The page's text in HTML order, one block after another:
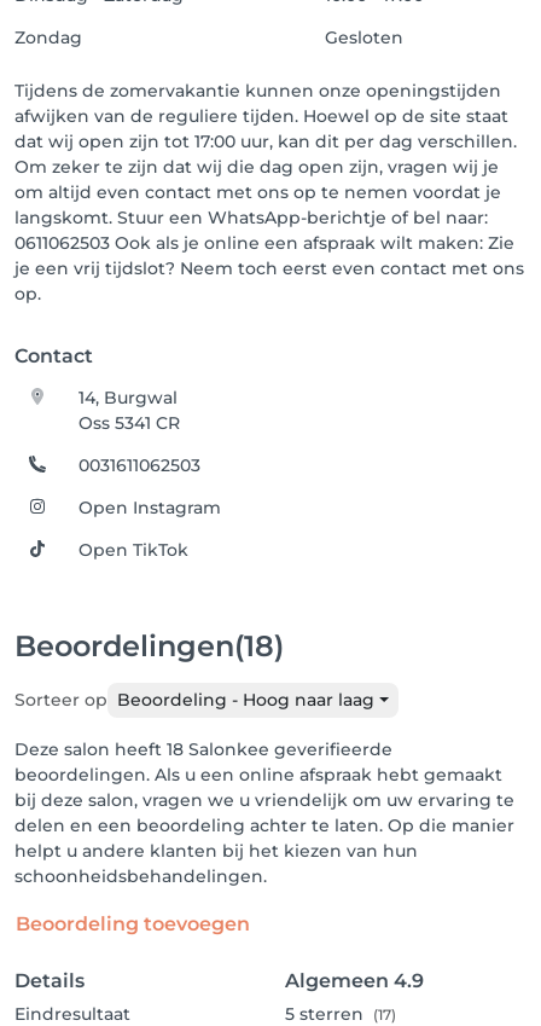
Zondag
Gesloten
Tijdens de zomervakantie kunnen onze openingstijden
afwijken van de reguliere tijden. Hoewel op de site staat
dat wij open zijn tot 17:00 uur, kan dit per dag verschillen.
Om zeker te zijn dat wij die dag open zijn, vragen wij je
om altijd even contact met ons op te nemen voordat je
langskomt. Stuur een WhatsApp-berichtje of bel naar:
0611062503 Ook als je online een afspraak wilt maken: Zie
je een vrij tijdslot? Neem toch eerst even contact met ons
op.
Contact
14, Burgwal
Oss 5341 CR
0031611062503
Open Instagram
Open TikTok
Beoordelingen(18)
Sorteer op Beoordeling - Hoog naar laag
Deze salon heeft 18 Salonkee geverifieerde
beoordelingen. Als u een online afspraak hebt gemaakt
bij deze salon, vragen we u vriendelijk om uw ervaring te
delen en een beoordeling achter te laten. Op die manier
helpt u andere klanten bij het kiezen van hun
schoonheidsbehandelingen.
Beoordeling toevoegen
Details
Eindresultaat
Algemeen 4.9
5 sterren (17)